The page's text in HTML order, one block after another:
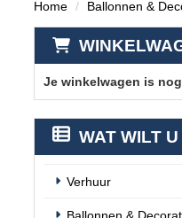
Home Ballonnen &
Je winkelwagen is
WAT WILT
Verhuur